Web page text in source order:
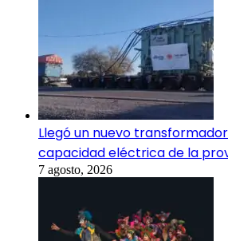
Llegó un nuevo
capacidad eléctrica de la
7 agosto, 2026